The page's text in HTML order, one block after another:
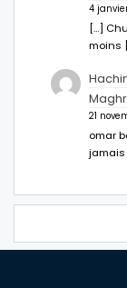
4
[…]
moins
21
omar
jamais